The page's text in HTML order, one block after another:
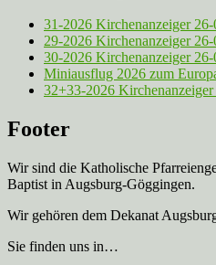
31-2026 Kirchenanzeiger
29-2026 Kirchenanzeiger
30-2026 Kirchenanzeiger
Miniausflug 2026 zum
32+33-2026
Footer
Wir sind die Katholische
Baptist in Augsburg-Göggingen.
Wir gehören dem Dekanat
Sie finden uns in…